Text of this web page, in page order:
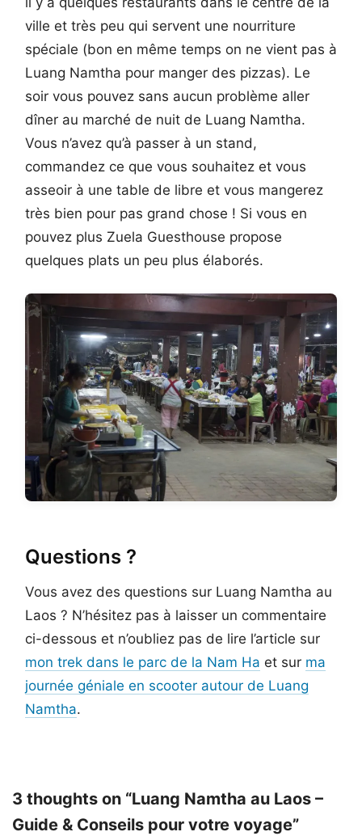
ville et très peu qui servent une nourriture
spéciale (bon en même temps on ne vient pas à
Luang Namtha pour manger des pizzas). Le
soir vous pouvez sans aucun problème aller
dîner au marché de nuit de Luang Namtha.
Vous n’avez qu’à passer à un stand,
commandez ce que vous souhaitez et vous
asseoir à une table de libre et vous mangerez
très bien pour pas grand chose ! Si vous en
pouvez plus Zuela Guesthouse propose
quelques plats un peu plus élaborés.
Questions ?
Vous avez des questions sur Luang Namtha au
Laos ? N’hésitez pas à laisser un commentaire
ci-dessous et n’oubliez pas de lire l’article sur
mon trek dans le parc de la Nam Ha et sur ma
journée géniale en scooter autour de Luang
Namtha.
3 thoughts on “Luang Namtha au Laos –
Guide & Conseils pour votre voyage”